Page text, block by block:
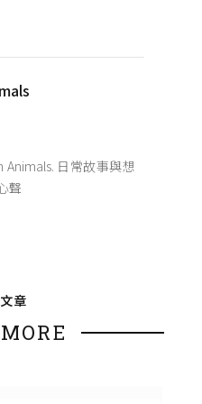
Animals. 日常故事與想
聲
章